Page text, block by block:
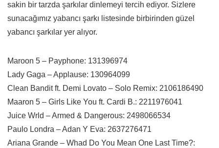
sakin bir tarzda şarkılar dinlemeyi tercih ediyor. Sizlere
sunacağımız yabancı şarkı listesinde birbirinden güzel
yabancı şarkılar yer alıyor.
Maroon 5 – Payphone: 131396974
Lady Gaga – Applause: 130964099
Clean Bandit ft. Demi Lovato – Solo Remix: 2106186490
Maaron 5 – Girls Like You ft. Cardi B.: 2211976041
Juice Wrld – Armed & Dangerous: 2498066534
Paulo Londra – Adan Y Eva: 2637276471
Ariana Grande – Whad Do You Mean One Last Time?: